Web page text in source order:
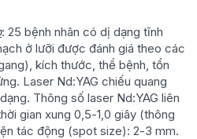
: 25 bệnh nhân có dị dạng tĩnh
ở lưỡi được đánh giá theo các
kích thước, thể bệnh, tổn
Laser Nd:YAG chiếu quang
Thông số laser Nd:YAG liên
gian xung 0,5-1,0 giây (thông
tác động (spot size): 2-3 mm.